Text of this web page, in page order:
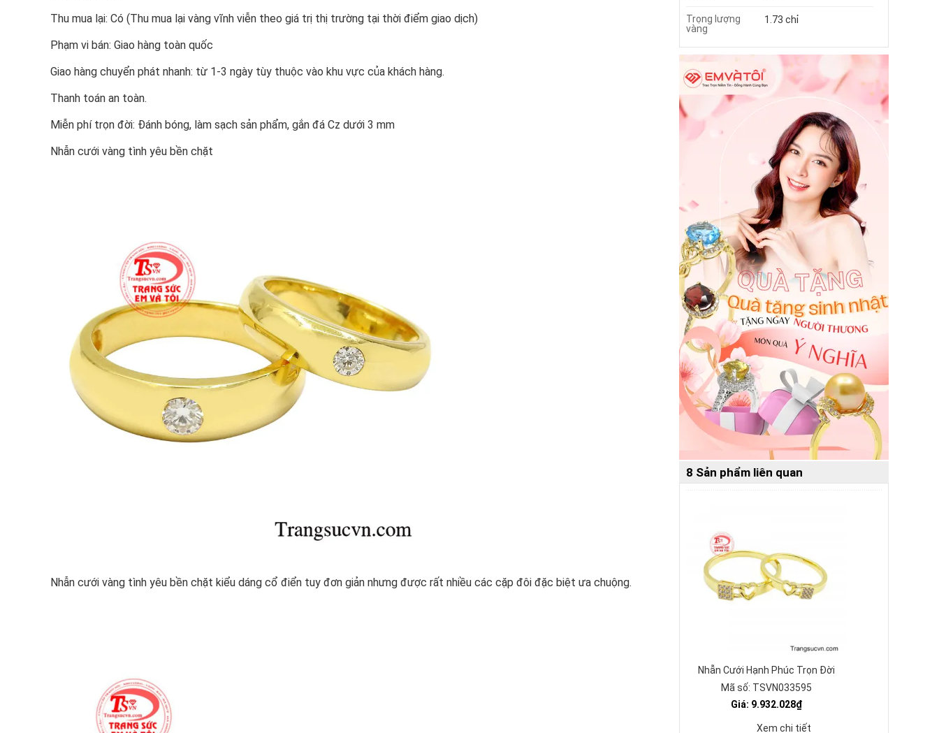
Thu mua lại: Có (Thu mua lại vàng vĩnh viễn theo giá trị thị trường tại thời điểm giao dịch)
Phạm vi bán: Giao hàng toàn quốc
Giao hàng chuyển phát nhanh: từ 1-3 ngày tùy thuộc vào khu vực của khách hàng.
Thanh toán an toàn.
Miễn phí trọn đời: Đánh bóng, làm sạch sản phẩm, gắn đá Cz dưới 3 mm
Nhẫn cưới vàng tình yêu bền chặt
Nhẫn cưới vàng tình yêu bền chặt kiểu dáng cổ điển tuy đơn giản nhưng được rất nhiều các cặp đôi đặc biệt ưa chuộng.
Trọng lượng
vàng
1.73 chỉ
8 Sản phẩm liên quan
Nhẫn Cưới Hạnh Phúc Trọn Đời
Mã số: TSVN033595
Giá: 9.932.028₫
Xem chi tiết